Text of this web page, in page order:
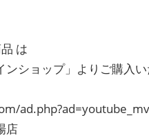
は
ンショップ」よりご購入
ad.php?ad=youtube_mv
店